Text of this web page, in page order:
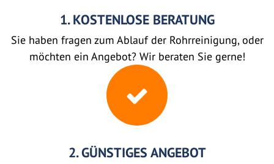
1. KOSTENLOSE BERATUNG
Sie haben fragen zum Ablauf der Rohrreinigung, oder
möchten ein Angebot? Wir beraten Sie gerne!
2. GÜNSTIGES ANGEBOT